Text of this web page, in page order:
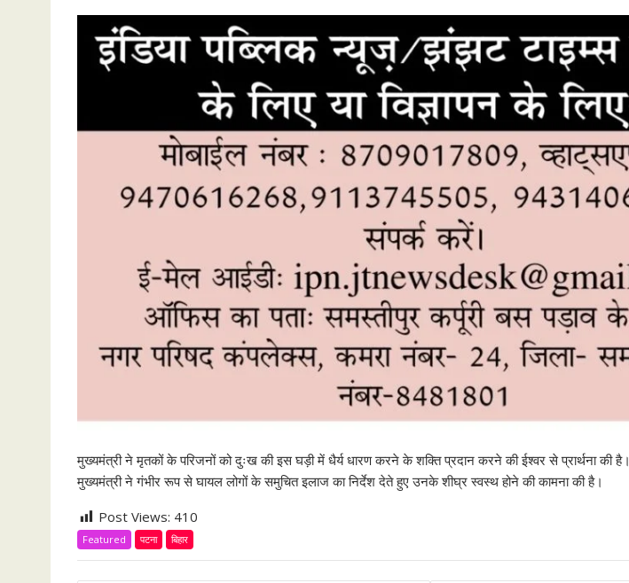
मुख्यमंत्री ने मृतकों के परिजनों को दुःख की इस घड़ी में धैर्य धारण करने के शक्ति प्रदान करने की ईश्वर से प्रार्थना की है।
मुख्यमंत्री ने गंभीर रूप से घायल लोगों के समुचित इलाज का निर्देश देते हुए उनके शीघ्र स्वस्थ होने की कामना की है।
Post Views: 410
Featured पटना बिहार